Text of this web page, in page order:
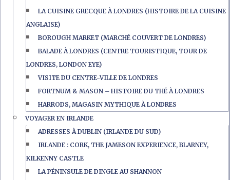
LA CUISINE GRECQUE À LONDRES (HISTOIRE DE LA CUISINE
ANGLAISE)
BOROUGH MARKET (MARCHÉ COUVERT DE LONDRES)
BALADE À LONDRES (CENTRE TOURISTIQUE, TOUR DE
LONDRES, LONDON EYE)
VISITE DU CENTRE-VILLE DE LONDRES
FORTNUM & MASON – HISTOIRE DU THÉ À LONDRES
HARRODS, MAGASIN MYTHIQUE À LONDRES
VOYAGER EN IRLANDE
ADRESSES À DUBLIN (IRLANDE DU SUD)
IRLANDE : CORK, THE JAMESON EXPERIENCE, BLARNEY,
KILKENNY CASTLE
LA PÉNINSULE DE DINGLE AU SHANNON